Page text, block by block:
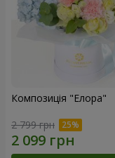
Композиція "Елора"
2 799 грн